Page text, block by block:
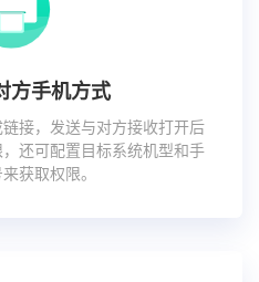
方手机方式
接，发送与对方接收打开后
还可配置目标系统机型和手
获取权限。